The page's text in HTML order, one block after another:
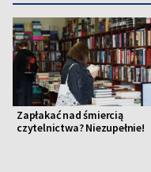
Zapłakać nad śmiercią
czytelnictwa? Niezupełnie!